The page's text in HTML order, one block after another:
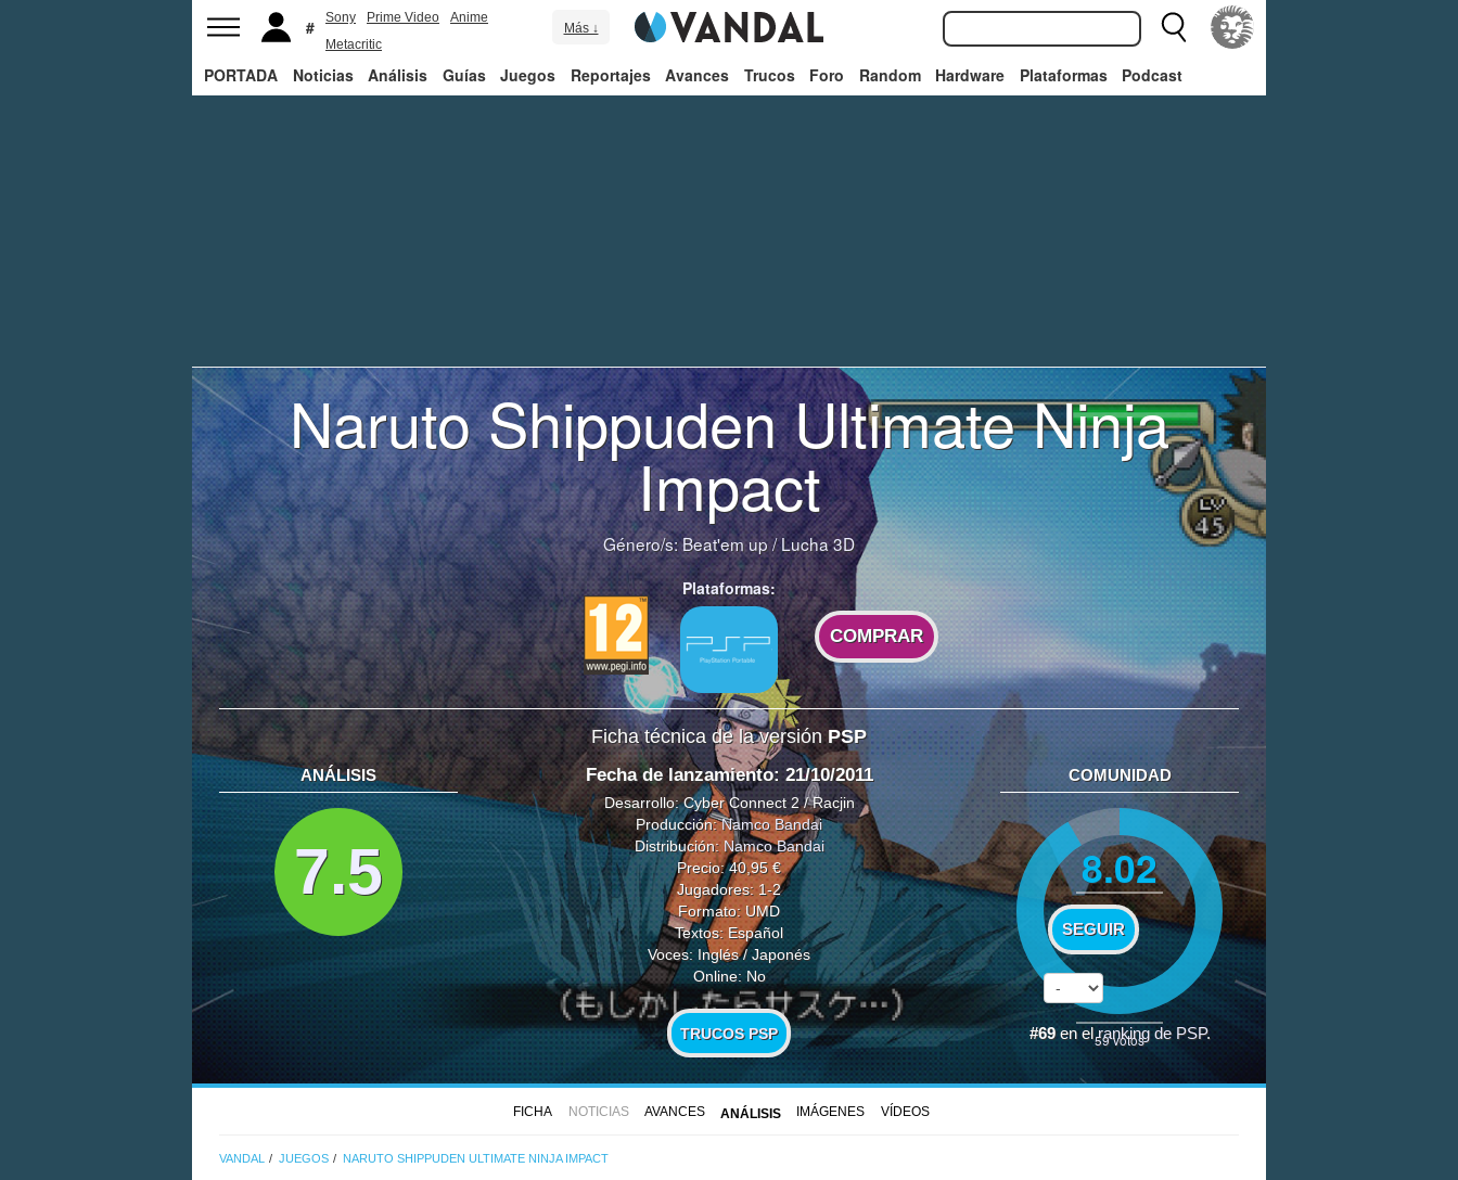
Sony Prime Video
Anime
Metacritic
Más ↓
PORTADA Noticias Análisis Guías Juegos Reportajes Avances Trucos Foro Random Hardware Plataformas Podcast
Naruto Shippuden Ultimate Ninja
Impact
Género/s:Beat'em up/Lucha 3D
Plataformas:
COMPRAR
Ficha técnica de la versiónPSP
ANÁLISIS
7.5
Fecha de lanzamiento: 21/10/2011
Desarrollo: Cyber Connect 2 / Racjin
Producción:Namco Bandai
Distribución: Namco Bandai
Precio: 40,95 €
Jugadores: 1-2
Formato: UMD
Textos: Español
Voces: Inglés / Japonés
Online: No
TRUCOS PSP
COMUNIDAD
8.02
SEGUIR
59votos
#69en elranking de PSP.
FICHA NOTICIAS AVANCES ANÁLISIS IMÁGENES VÍDEOS
VANDAL JUEGOS NARUTO SHIPPUDEN ULTIMATE NINJA IMPACT